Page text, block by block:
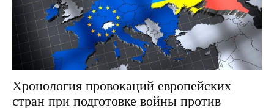
Хронология провокаций европейских
стран при подготовке войны против